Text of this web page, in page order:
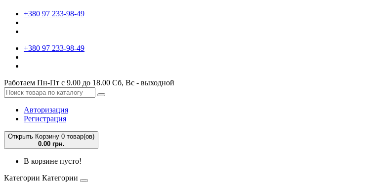
+380 97 233-98-49
+380 97 233-98-49
Работаем Пн-Пт с 9.00 до 18.00 Сб, Вс - выходной
Авторизация
Регистрация
Открыть Корзину 0 товар(ов)
0.00 грн.
В корзине пусто!
Категории Категории